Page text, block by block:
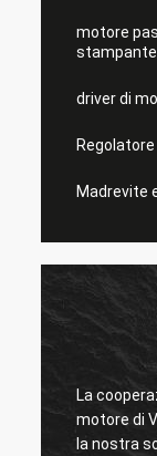
motore
stampante
driver di
Madrevite
La
motore di
la nostra